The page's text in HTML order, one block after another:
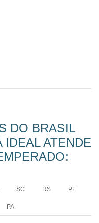
DO BRASIL
IDEAL ATENDE
SC RS PE
PA